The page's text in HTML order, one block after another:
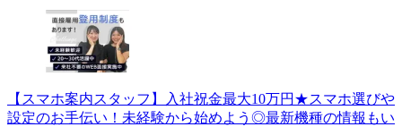
【スマホ案内スタッフ】入社祝金最大10万円★スマホ選びや
設定のお手伝い！未経験から始めよう◎最新機種の情報もい